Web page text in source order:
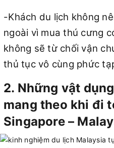
-Khách du lịch không
ngoài vì mua thú cưng
không sẽ từ chối vận
thủ tục vô cùng phức
2. Những vật
mang theo khi đi
Singapore –